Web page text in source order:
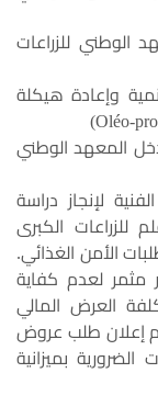
الوطني للزراعات
تنمية وإعادة هيكلة
تدخل المعهد الوطني
الفنية لإنجاز دراسة
للزراعات الكبرى
الأمن الغذائي.
لعدم كفاية
العرض المالي
إعلان طلب عروض
الضرورية بميزانية